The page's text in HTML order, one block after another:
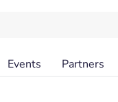
Events Partners